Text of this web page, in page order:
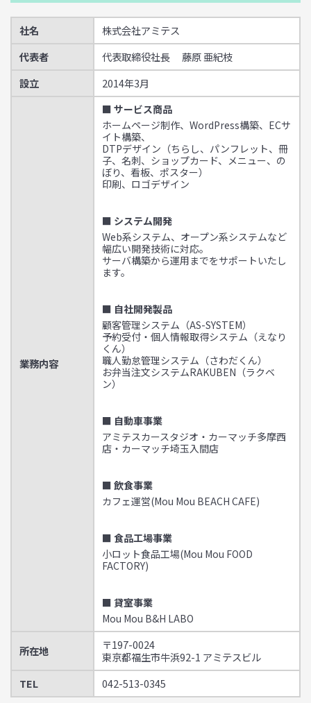
社名
株式会社アミテス
代表者
代表取締役社長 藤原 亜紀枝
設立
2014年3月
業務内容
■ サービス商品
ホームページ制作、WordPress構築、ECサ
イト構築、
DTPデザイン（ちらし、パンフレット、冊
子、名刺、ショップカード、メニュー、の
ぼり、看板、ポスター）
印刷、ロゴデザイン
■ システム開発
Web系システム、オープン系システムなど
幅広い開発技術に対応。
サーバ構築から運用までをサポートいたし
ます。
■ 自社開発製品
顧客管理システム（AS-SYSTEM）
予約受付・個人情報取得システム（えなり
くん）
職人勤怠管理システム（さわだくん）
お弁当注文システムRAKUBEN（ラクベ
ン）
■ 自動車事業
アミテスカースタジオ・カーマッチ多摩西
店・カーマッチ埼玉入間店
■ 飲食事業
カフェ運営(Mou Mou BEACH CAFE)
■ 食品工場事業
小ロット食品工場(Mou Mou FOOD
FACTORY)
■ 貸室事業
Mou Mou B&H LABO
所在地
〒197-0024
東京都福生市牛浜92-1 アミテスビル
TEL
042-513-0345